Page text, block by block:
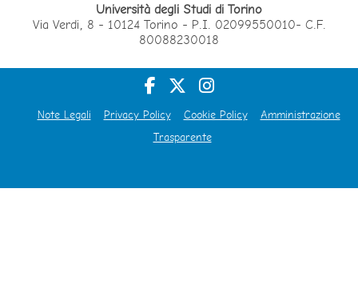
Università degli Studi di Torino
Via Verdi, 8 - 10124 Torino - P.I. 02099550010- C.F.
80088230018
Note Legali Privacy Policy Cookie Policy
Amministrazione
Trasparente